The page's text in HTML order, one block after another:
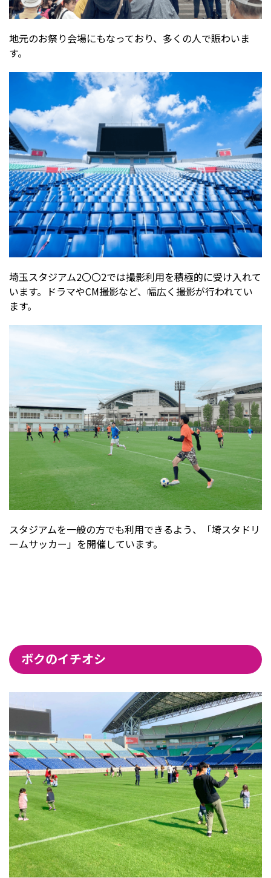
地元のお祭り会場にもなっており、多くの人で賑わいま
す。
埼玉スタジアム2〇〇2では撮影利用を積極的に受け入れて
います。ドラマやCM撮影など、幅広く撮影が行われてい
ます。
スタジアムを一般の方でも利用できるよう、「埼スタドリ
ームサッカー」を開催しています。
ボクのイチオシ